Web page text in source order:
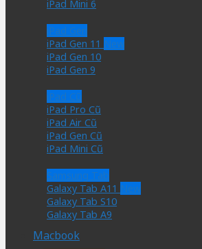
iPad Mini 6
iPad Gen
iPad Gen 11
iPad Gen 10
iPad Gen 9
iPad Cũ
iPad Pro Cũ
iPad Air Cũ
iPad Gen Cũ
iPad Mini Cũ
Samsung Tab
Galaxy Tab A11
Galaxy Tab S10
Galaxy Tab A9
Macbook